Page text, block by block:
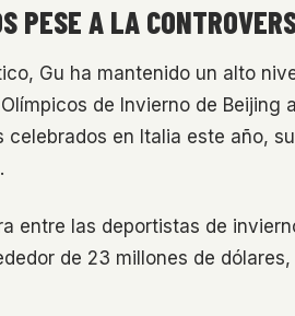
PESE A LA
Gu ha mantenido un alto
de Invierno de Beijing
celebrados en Italia este año,
entre las deportistas de
de 23 millones de